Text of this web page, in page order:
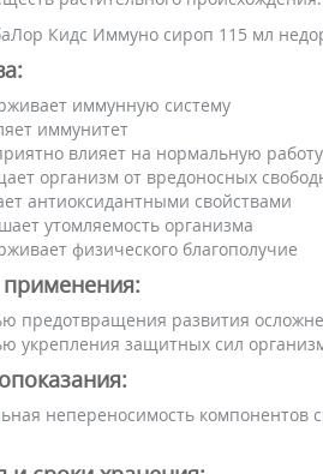
Кидс Иммуно сироп 115 мл
иммунную систему
иммунитет
влияет на нормальную
организм от вредоносных
антиоксидантными свойствами
утомляемость организма
физического благополучие
предотвращения развития
укрепления защитных сил
непереносимость компонентов